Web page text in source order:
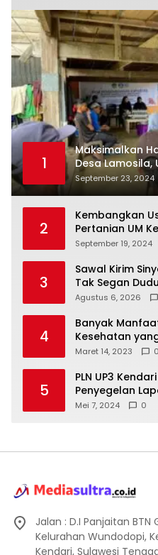
1
Maksimalkan
Desa Lamosila,
Bantuan Alat
September 23, 2024
2
Kembangkan
Pertanian UM
Laboratorium
September 19, 2024
3
Sawal Kirim
Tak Segan
Puuwatu
Agustus 6, 2026
4
Banyak
Kesehatan
Maret 14, 2023 0
5
PLN UP3
Penyegelan
Mei 7, 2024 0
Jalan : D.I Panjaitan BTN
Kelurahan Wundodopi,
Kendari, Sulawesi